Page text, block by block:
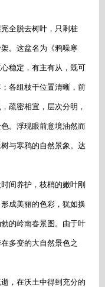
全脱去树叶，只剩桩
。这盆名为《鸦噪寒
稳定，有主有从，既可
各组枝干位置清晰，前
疏密相宜，层次分明，
。浮现眼前意境油然而
与寒鸦的自然景象。达
间养护，枝梢的嫩叶刚
成美丽的色彩，犹如换
的岭南春景图。由于叶
多变的大自然景色之
，在沃土中得到充分的